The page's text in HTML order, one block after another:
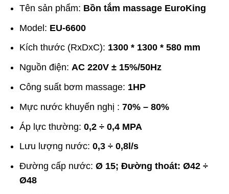
Tên sản phẩm: Bồn tắm massage EuroKing
Model: EU-6600
Kích thước (RxDxC): 1300 * 1300 * 580 mm
Nguồn điện: AC 220V ± 15%/50Hz
Công suất bơm massage: 1HP
Mực nước khuyến nghị :70% – 80%
Áp lực thường: 0,2 ÷ 0,4 MPA
Lưu lượng nước:0,3 ÷ 0,8l/s
Đường cấp nước: Ø 15; Đường thoát: Ø42 ÷
Ø48